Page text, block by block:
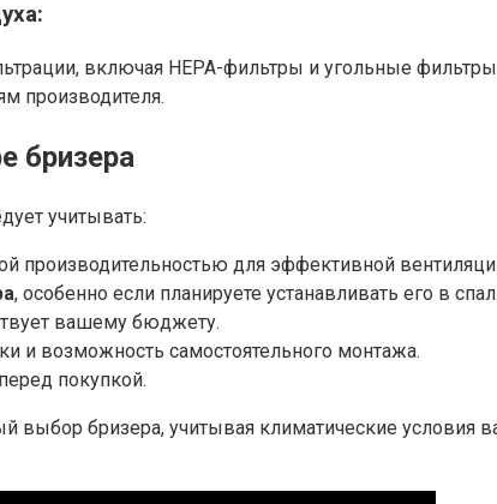
включая HEPA-фильтры и угольные
производителя.
бризера
учитывать:
производительностью для эффективной
, особенно если планируете устанавливать его в
вашему бюджету.
и возможность самостоятельного монтажа.
покупкой.
выбор бризера, учитывая климатические